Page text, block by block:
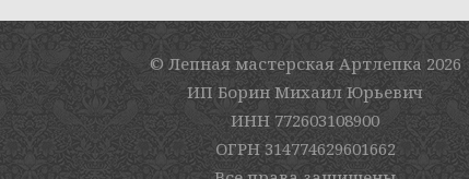
© Лепная мастерская Артлепка 2026
ИП Борин Михаил Юрьевич
ИНН 772603108900
ОГРН 314774629601662